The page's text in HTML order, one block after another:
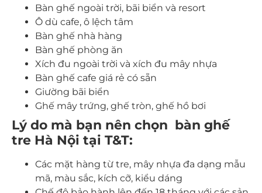
Bàn ghế ngoài trời, bãi biển và resort
Ô dù cafe, ô lệch tâm
Bàn ghế nhà hàng
Bàn ghế phòng ăn
Xích đu ngoài trời và xích đu mây nhựa
Bàn ghế cafe giá rẻ có sẵn
Giường bãi biển
Ghế mây trứng, ghế tròn, ghế hồ bơi
Lý do mà bạn nên chọn bàn ghế
tre Hà Nội tại T&T:
Các mặt hàng từ tre, mây nhựa đa dạng mẫu
mã, màu sắc, kích cỡ, kiểu dáng